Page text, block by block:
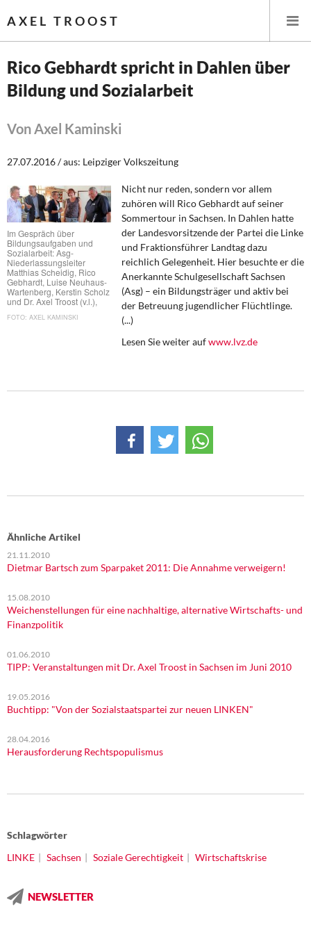
AXEL TROOST
Startseite
Themen
Leitlinien linker Wirtschafts- und Finanzpolitik
Wirtschaftspolitik
Steuer- und Finanzpolitik
Öffentliche Infrastruktur und Daseinsvorsorge
Eurokrise und Griechenland
DIE LINKE
Rosa-Luxemburg-Stiftung
Rico Gebhardt spricht in Dahlen über
Bildung und Sozialarbeit
Von Axel Kaminski
27.07.2016 / aus: Leipziger Volkszeitung
Im Gespräch über
Bildungsaufgaben und
Sozialarbeit: Asg-
Niederlassungsleiter
Matthias Scheidig, Rico
Gebhardt, Luise Neuhaus-
Wartenberg, Kerstin Scholz
und Dr. Axel Troost (v.l.),
AXEL KAMINSKI
Nicht nur reden, sondern vor allem
zuhören will Rico Gebhardt auf seiner
Sommertour in Sachsen. In Dahlen hatte
der Landesvorsitzende der Partei die Linke
und Fraktionsführer Landtag dazu
reichlich Gelegenheit. Hier besuchte er die
Anerkannte Schulgesellschaft Sachsen
(Asg) – ein Bildungsträger und aktiv bei
der Betreuung jugendlicher Flüchtlinge.
(...)
Lesen Sie weiter aufwww.lvz.de
Ähnliche Artikel
21.11.2010
Dietmar Bartsch zum Sparpaket 2011: Die Annahme verweigern!
15.08.2010
Weichenstellungen für eine nachhaltige, alternative Wirtschafts- und
Finanzpolitik
01.06.2010
TIPP: Veranstaltungen mit Dr. Axel Troost in Sachsen im Juni 2010
19.05.2016
Buchtipp: "Von der Sozialstaats­partei zur neuen LINKEN"
28.04.2016
Herausforderung Rechtspopulismus
Schlagwörter
LINKE
Sachsen Soziale Gerechtigkeit Wirtschaftskrise
NEWSLETTER